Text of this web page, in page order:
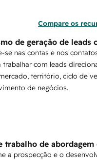
Compare os
de geração de leads
se nas contas e nos
trabalhar com leads
território, ciclo de
de negócios.
trabalho de
a prospecção e o